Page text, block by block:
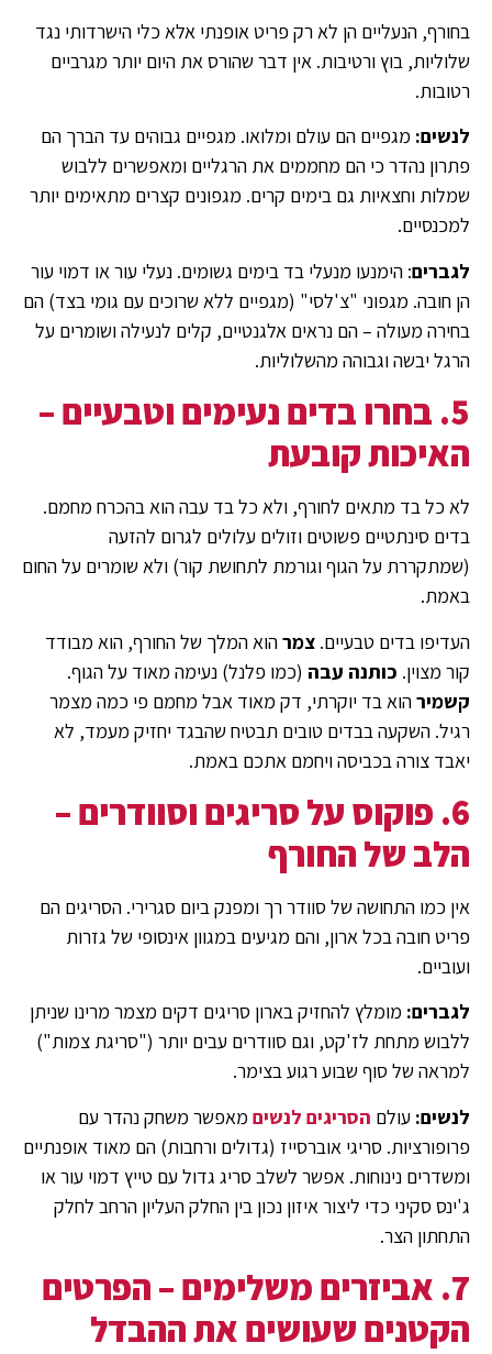
בחורף, הנעליים הן לא רק פריט אופנתי אלא כלי הישרדותי נגד
שלוליות, בוץ ורטיבות. אין דבר שהורס את היום יותר מגרביים
רטובות.
לנשים: מגפיים הם עולם ומלואו. מגפיים גבוהים עד הברך הם
פתרון נהדר כי הם מחממים את הרגליים ומאפשרים ללבוש
שמלות וחצאיות גם בימים קרים. מגפונים קצרים מתאימים יותר
למכנסיים.
לגברים: הימנעו מנעלי בד בימים גשומים. נעלי עור או דמוי עור
הן חובה. מגפוני "צ'לסי" (מגפיים ללא שרוכים עם גומי בצד) הם
בחירה מעולה – הם נראים אלגנטיים, קלים לנעילה ושומרים על
הרגל יבשה וגבוהה מהשלוליות.
5. בחרו בדים נעימים וטבעיים –
האיכות קובעת
לא כל בד מתאים לחורף, ולא כל בד עבה הוא בהכרח מחמם.
בדים סינתטיים פשוטים וזולים עלולים לגרום להזעה
(שמתקררת על הגוף וגורמת לתחושת קור) ולא שומרים על החום
באמת.
העדיפו בדים טבעיים. צמרהוא המלך של החורף, הוא מבודד
קור מצוין. כותנה עבה (כמו פלנל) נעימה מאוד על הגוף.
קשמירהוא בד יוקרתי, דק מאוד אבל מחמם פי כמה מצמר
רגיל. השקעה בבדים טובים תבטיח שהבגד יחזיק מעמד, לא
יאבד צורה בכביסה ויחמם אתכם באמת.
6. פוקוס על סריגים וסוודרים –
הלב של החורף
אין כמו התחושה של סוודר רך ומפנק ביום סגרירי. הסריגים הם
פריט חובה בכל ארון, והם מגיעים במגוון אינסופי של גזרות
ועוביים.
לגברים: מומלץ להחזיק בארון סריגים דקים מצמר מרינו שניתן
ללבוש מתחת לז'קט, וגם סוודרים עבים יותר ("סריגת צמות")
למראה של סוף שבוע רגוע בצימר.
לנשים: עולם הסריגים לנשים מאפשר משחק נהדר עם
פרופורציות. סריגי אוברסייז (גדולים ורחבות) הם מאוד אופנתיים
ומשדרים נינוחות. אפשר לשלב סריג גדול עם טייץ דמוי עור או
ג'ינס סקיני כדי ליצור איזון נכון בין החלק העליון הרחב לחלק
התחתון הצר.
7. אביזרים משלימים – הפרטים
הקטנים שעושים את ההבדל